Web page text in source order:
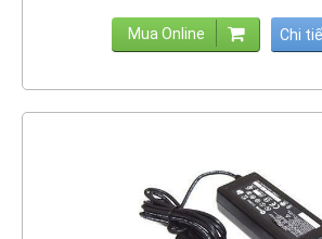
Mua Online Chi